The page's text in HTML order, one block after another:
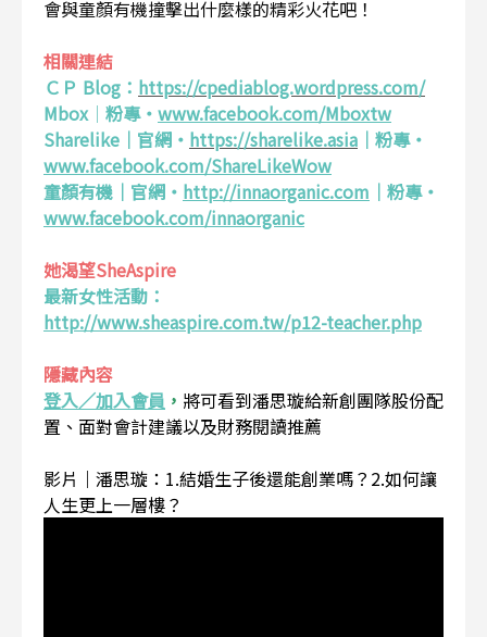
會與童顏有機撞擊出什麼樣的精彩火花吧！
相關連結
ＣＰ Blog： https://cpediablog.wordpress.com/
Mbox｜ 粉專・ www.facebook.com/Mboxtw
Sharelike｜官網・ https://sharelike.asia ｜粉專・
www.facebook.com/ShareLikeWow
童顏有機｜官網・ http://innaorganic.com ｜粉專・
www.facebook.com/innaorganic
她渴望SheAspire
最新女性活動：
http://www.sheaspire.com.tw/p12-teacher.php
隱藏內容
登入／加入會員 ， 將可看到潘思璇給新創團隊股份配
置、面對會計建議以及財務閱讀推薦
影片｜潘思璇：1.結婚生子後還能創業嗎？2.如何讓
人生更上一層樓？